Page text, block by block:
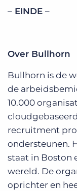
– EINDE –
Over Bullhorn
Bullhorn is de
de
10.000
recruitment
ondersteunen.
staat in Boston
wereld. De
oprichter en